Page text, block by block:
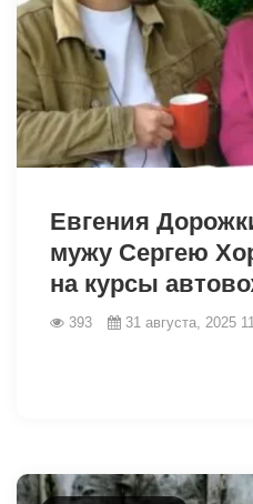
Евгения
мужу Сергею
на курсы
393 31 августа, 2025